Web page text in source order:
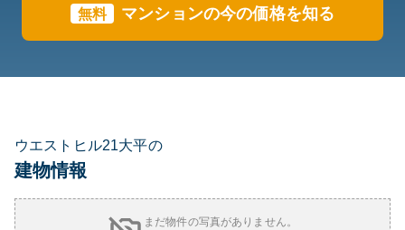
無料 マンションの今の価格を知る
ウエストヒル21大平の
建物情報
まだ物件の写真がありません。